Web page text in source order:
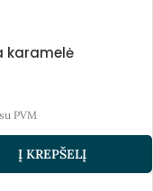
karamelė
su PVM
Į KREPŠELĮ